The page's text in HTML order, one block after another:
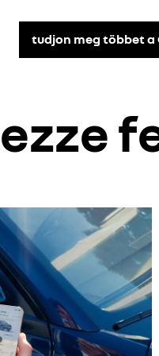
tudjon meg többet a